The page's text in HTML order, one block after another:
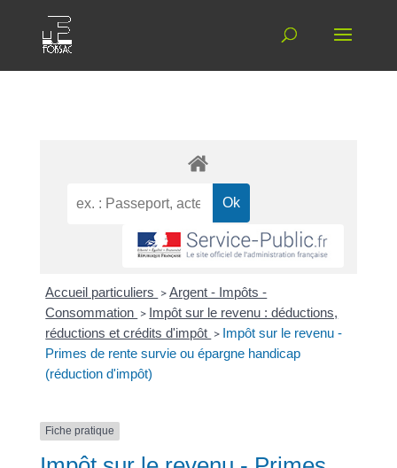
Accueil particuliers >Argent - Impôts -
Consommation > Impôt sur le revenu : déductions,
réductions et crédits d'impôt > Impôt sur le revenu -
Primes de rente survie ou épargne handicap
(réduction d'impôt)
Fiche pratique